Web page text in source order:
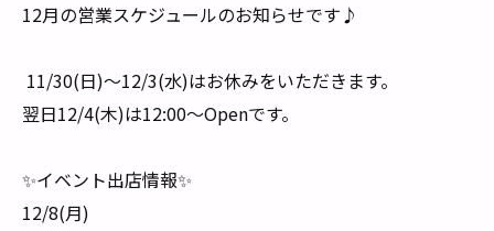
12月の営業スケジュールのお知らせです♪
11/30(日)〜12/3(水)はお休みをいただきます。
翌日12/4(木)は12:00〜Openです。
✨イベント出店情報✨
12/8(月)